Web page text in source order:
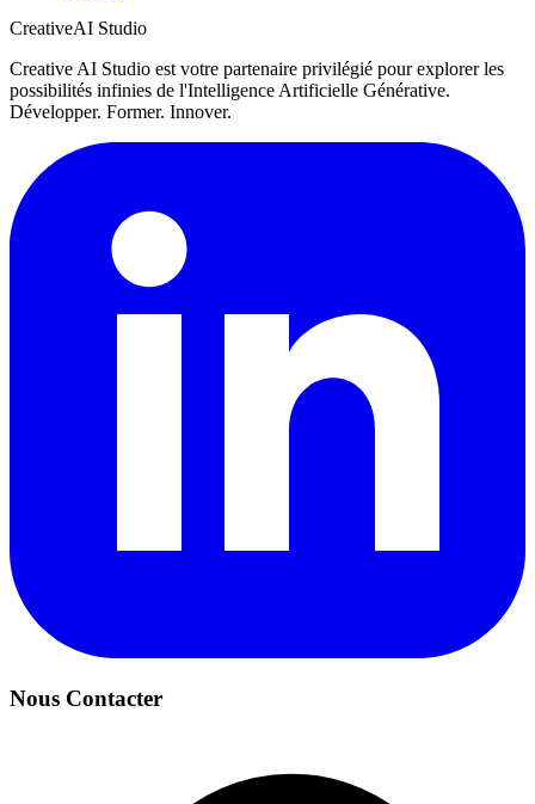
CreativeAI Studio
Creative AI Studio est votre partenaire privilégié pour explorer les
possibilités infinies de l'Intelligence Artificielle Générative.
Développer. Former. Innover.
Nous Contacter